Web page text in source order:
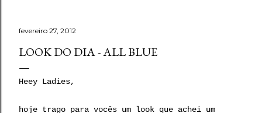
fevereiro 27, 2012
LOOK DO DIA - ALL BLUE
Heey Ladies,
hoje trago para vocês um look que achei um